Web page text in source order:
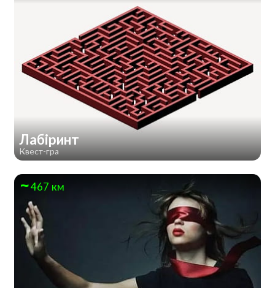
Лабіринт
Квест-гра
467 км